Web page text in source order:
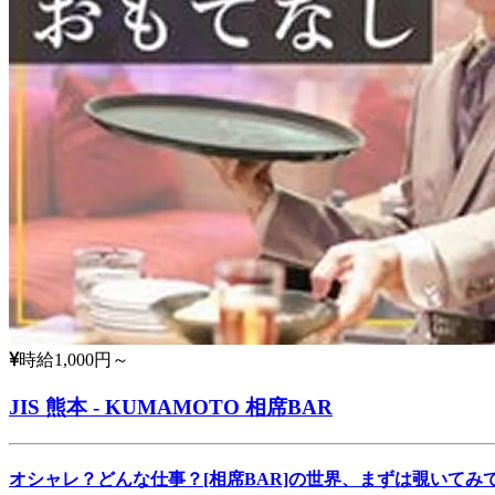
時給1,000円～
JIS 熊本 - KUMAMOTO 相席BAR
オシャレ？どんな仕事？[相席BAR]の世界、まずは覗いてみ